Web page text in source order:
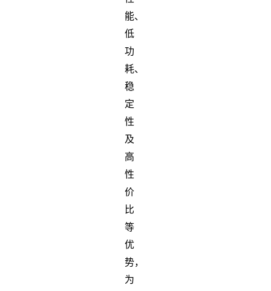
能、
低
功
耗、
稳
定
性
及
高
性
价
比
等
优
势，
为